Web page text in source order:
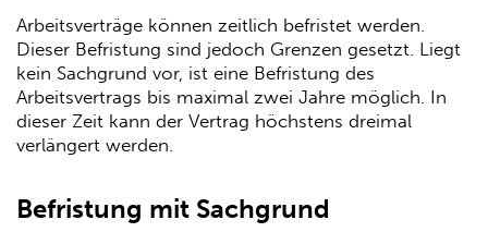
Arbeitsverträge können zeitlich befristet werden.
Dieser Befristung sind jedoch Grenzen gesetzt. Liegt
kein Sachgrund vor, ist eine Befristung des
Arbeitsvertrags bis maximal zwei Jahre möglich. In
dieser Zeit kann der Vertrag höchstens dreimal
verlängert werden.
Befristung mit Sachgrund